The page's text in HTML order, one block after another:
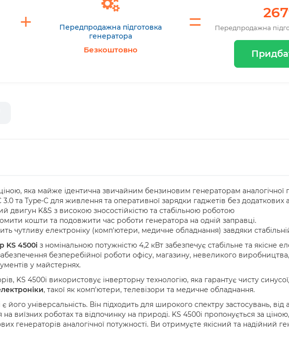
Передпродажна підготовка
генератора
Безкоштовно
Передпродажна
яка майже ідентична звичайним бензиновим генераторам аналогічної
та Type-C для живлення та оперативної зарядки гаджетів без додаткових
двигун K&S з високою зносостійкістю та стабільною роботою
кошти та подовжити час роботи генератора на одній заправці.
чутливу електроніку (комп'ютери, медичне обладнання) завдяки
KS 4500i з номінальною потужністю 4,2 кВт забезпечує стабільне та якісне
безперебійної роботи офісу, магазину, невеликого
у майстернях.
KS 4500i використовує інверторну технологію, яка гарантує чисту
, такої як комп'ютери, телевізори та медичне обладнання.
універсальність. Він підходить для широкого спектру застосувань, від
виїзних роботах та відпочинку на природі. KS 4500i пропонується за
генераторів аналогічної потужності. Ви отримуєте якісний та надійний